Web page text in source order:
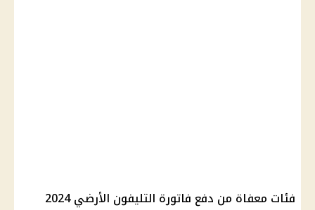
فئات معفاة من دفع فاتورة التليفون الأرضي 2024